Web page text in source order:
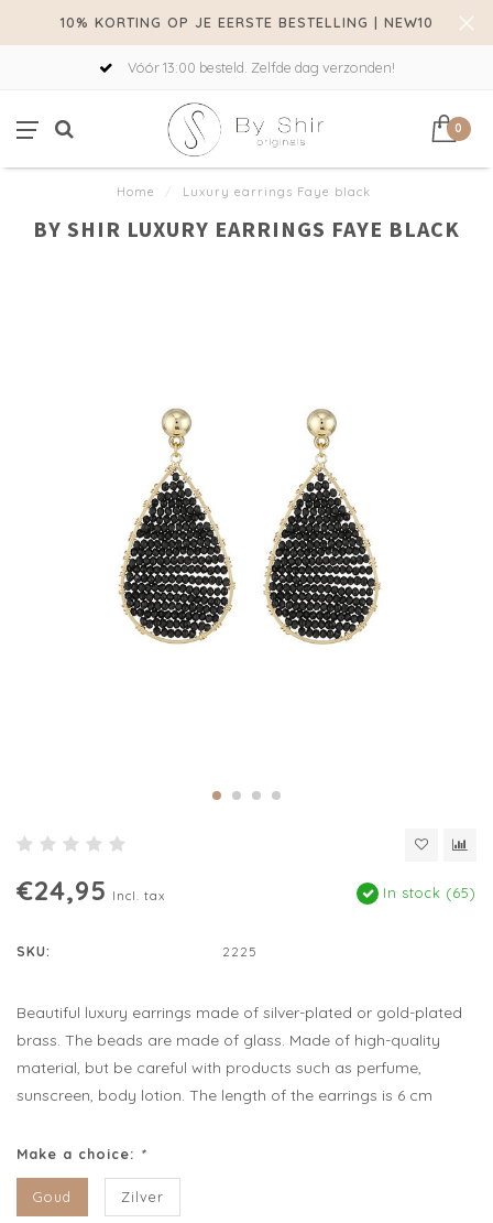
10% KORTING OP JE EERSTE BESTELLING | NEW10
Vóór 13:00 besteld. Zelfde dag verzonden!
0
Home / Luxury earrings Faye black
BY SHIR LUXURY EARRINGS FAYE BLACK
€24,95 Incl. tax In stock (65)
SKU: 2225
Beautiful luxury earrings made of silver-plated or gold-plated
brass. The beads are made of glass. Made of high-quality
material, but be careful with products such as perfume,
sunscreen, body lotion. The length of the earrings is 6 cm
Make a choice: *
Goud Zilver